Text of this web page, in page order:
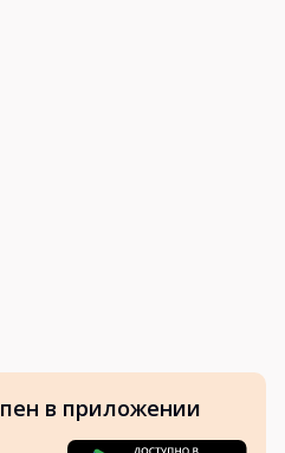
в приложении